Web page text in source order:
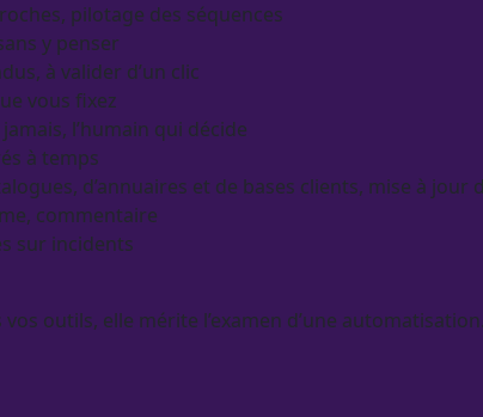
pilotage des séquences
y penser
à valider d’un clic
vous fixez
l’humain qui décide
à temps
, d’annuaires et de bases clients, mise à jour
commentaire
sur incidents
outils, elle mérite l’examen d’une automatisation.